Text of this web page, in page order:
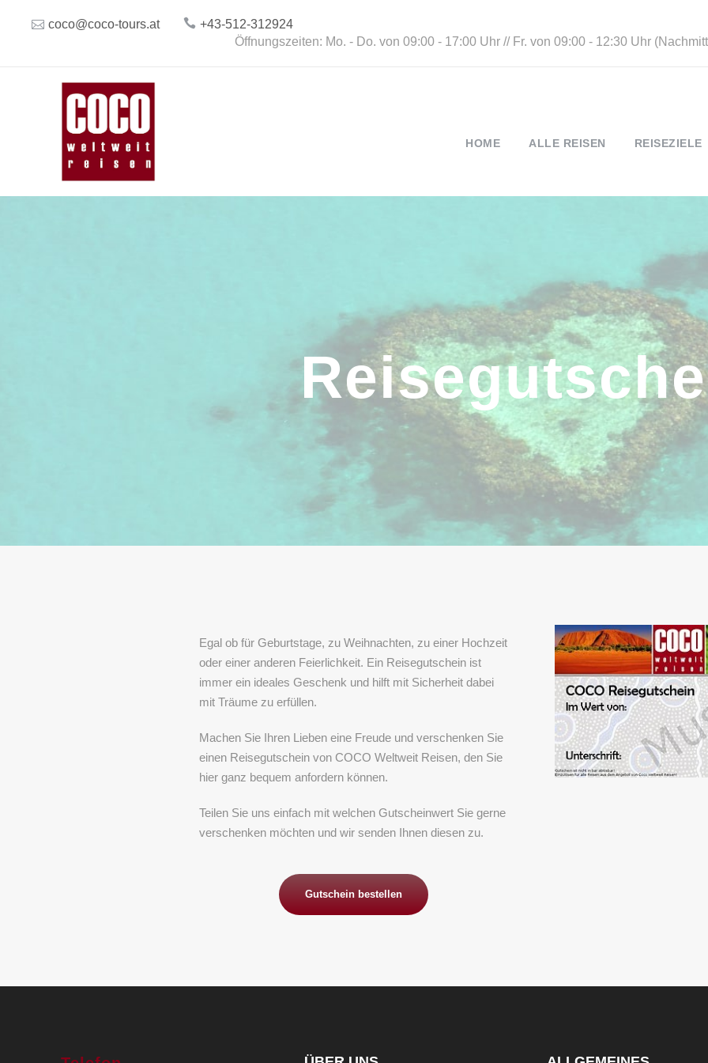
coco@coco-tours.at
+43-512-312924
Öffnungszeiten: Mo. - Do. von 09:00 - 17:00 Uhr // Fr. von 09:00 - 12:30 Uhr
HOME ALLE REISEN REISEZIELE
Egal ob für Geburtstage, zu Weihnachten, zu einer Hochzeit
oder einer anderen Feierlichkeit. Ein Reisegutschein ist
immer ein ideales Geschenk und hilft mit Sicherheit dabei
mit Träume zu erfüllen.
Machen Sie Ihren Lieben eine Freude und verschenken Sie
einen Reisegutschein von COCO Weltweit Reisen, den Sie
hier ganz bequem anfordern können.
Teilen Sie uns einfach mit welchen Gutscheinwert Sie gerne
verschenken möchten und wir senden Ihnen diesen zu.
Gutschein bestellen